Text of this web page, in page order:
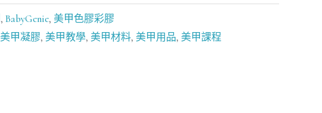
, BabyGenie, 美甲色膠彩膠
美甲凝膠, 美甲教學, 美甲材料, 美甲用品, 美甲課程